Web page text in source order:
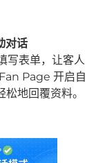
对话
写表单，让客人
Page 开启自
地回覆资料。